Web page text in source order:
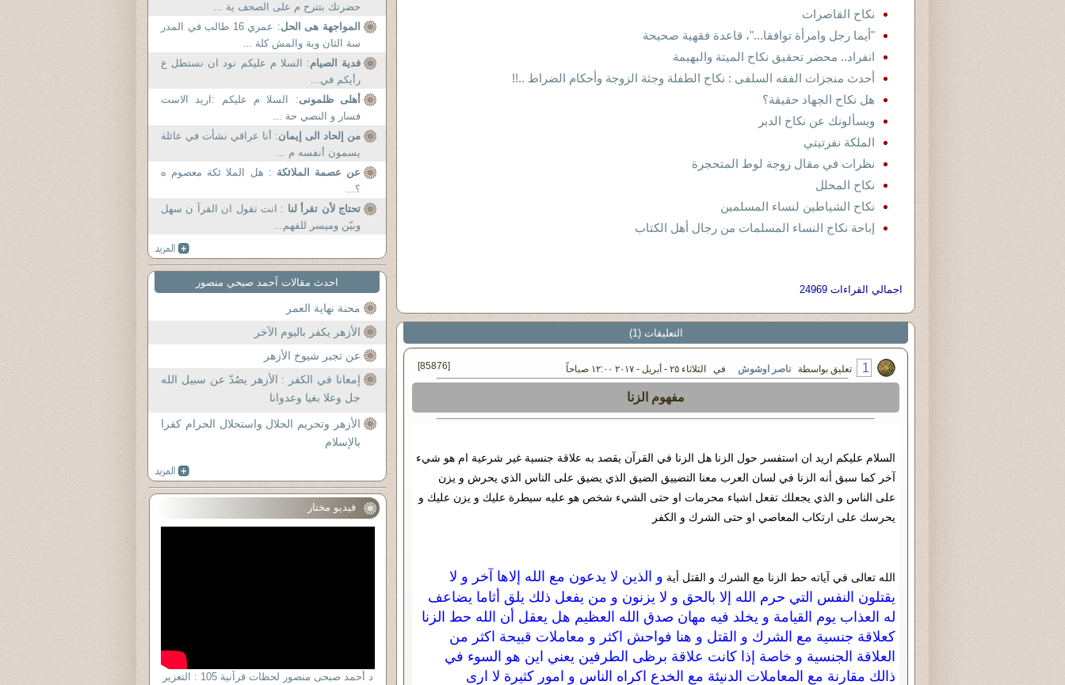
نكاح القاصرات
"أيما رجل وامرأة توافقا..."، قاعدة فقهية صحيحة
انفراد.. محضر تحقيق نكاح الميتة والبهيمة
أحدث منجزات الفقه السلفى : نكاح الطفلة وجثة الزوجة وأحكام الضراط ..!!
هل نكاح الجهاد حقيقة؟
ويسألونك عن نكاح الدبر
الملكة نفرتيتي
نظرات في مقال زوجة لوط المتحجرة
نكاح المحلل
نكاح الشياطين لنساء المسلمين
إباحة نكاح النساء المسلمات من رجال أهل الكتاب
اجمالي القراءات 24969
التعليقات (1)
1 تعليق بواسطة ناصر اوشوش في الثلاثاء ٢٥ - أبريل - ٢٠١٧ ١٢:٠٠ صباحاً [85876]
مفهوم الزنا
السلام عليكم اريد ان استفسر حول الزنا هل الزنا في القرآن يقصد به علاقة جنسية غير شرعية ام هو شيء
آخر كما سبق أنه الزنا في لسان العرب معنا التضييق الضيق الذي يضيق على الناس الذي يحرش و يزن
على الناس و الذي يجعلك تفعل اشياء محرمات او حتى الشيء شخص هو عليه سيطرة عليك و يزن عليك و
يحرسك على ارتكاب المعاصي او حتى الشرك و الكفر
الله تعالى في آياته حط الزنا مع الشرك و القتل أية و الذين لا يدعون مع الله إلاها آخر و لا
يقتلون النفس التي حرم الله إلا بالحق و لا يزنون و من يفعل ذلك يلق أثاما يضاعف
له العذاب يوم القيامة و يخلد فيه مهان صدق الله العظيم هل يعقل أن الله حط الزنا
كعلاقة جنسية مع الشرك و القتل و هنا فواحش اكثر و معاملات قبيحة اكثر من
العلاقة الجنسية و خاصة إذا كانت علاقة برظى الطرفين يعني اين هو السوء في
ذالك مقارنة مع المعاملات الدنيئة مع الخدع اكراه الناس و امور كثيرة لا ارى
حضرتك بتترح م على الصحف ية ...
المواجهة هى الحل
: عمري 16 طالب في المدر
سة الثان وية والمش كلة ...
فدية الصيام: السلا م عليكم نود ان نستطل ع
رأيكم في...
أهلى ظلمونى: السلا م عليكم :اريد الاست
فسار و النصي حة ...
من إلحاد الى إيمان: أنا عراقي نشأت في عائلة
يسمون أنفسه م ...
عن عصمة الملائكة : هل الملا ئكة معصوم ه
؟...
تحتاج لأن تقرأ لنا : انت تقول ان القرآ ن سهل
وبيّن وميسر للفهم...
احدث مقالات آحمد صبحي منصور
محنة نهاية العمر
الأزهر يكفر باليوم الآخر
عن تجبر شيوخ الأزهر
إمعانا في الكفر : الأزهر يصُدّ عن سبيل الله
جل وعلا بغيا وعدوانا
الأزهر وتحريم الحلال واستحلال الحرام كفرا
بالإسلام
فيديو مختار
د أحمد صبحى منصور لحظات قرآنية 105 : التعزير